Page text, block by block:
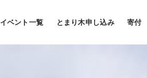
イベント一覧 とまり木申し込み 寄付